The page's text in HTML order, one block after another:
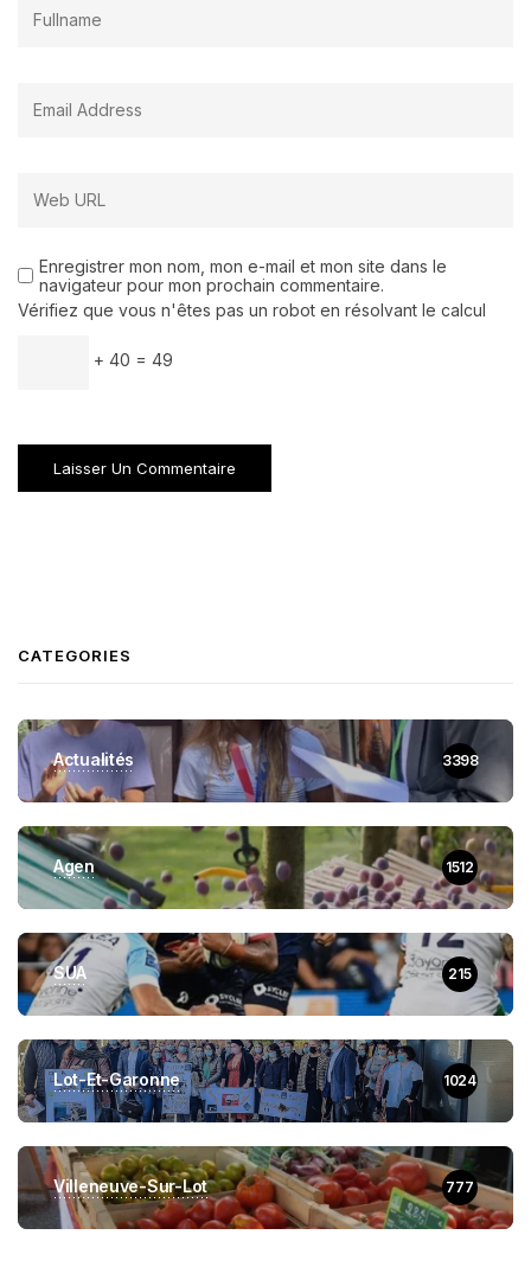
Enregistrer mon nom, mon e-mail et mon site dans le
navigateur pour mon prochain commentaire.
Vérifiez que vous n'êtes pas un robot en résolvant le calcul
+ 40 = 49
CATEGORIES
Actualités 3398
Agen 1512
SUA 215
Lot-Et-Garonne 1024
Villeneuve-Sur-Lot 777